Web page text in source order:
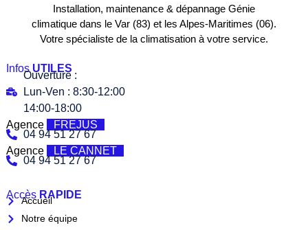
Installation, maintenance & dépannage Génie
climatique dans le Var (83) et les Alpes-Maritimes (06).
Votre spécialiste de la climatisation à votre service.
Infos UTILES
Ouverture :
Lun-Ven : 8:30-12:00
14:00-18:00
Agence
FREJUS
04 94 51 27 67
Agence
LE CANNET
04 94 51 27 67
Accès RAPIDE
Accueil
Notre équipe